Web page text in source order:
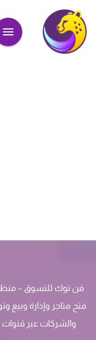
فن توك للتسوق –
فتح متاجر وإدارة وبيع
والشركات عبر قنوات